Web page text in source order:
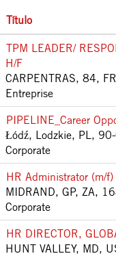
Título
TPM LEADER/
H/F
CARPENTRAS, 84,
Entreprise
PIPELINE_Career
Łódź, Lodzkie, PL,
Corporate
HR Administrator (m/f)
MIDRAND, GP, ZA,
Corporate
HR DIRECTOR,
HUNT VALLEY, MD,